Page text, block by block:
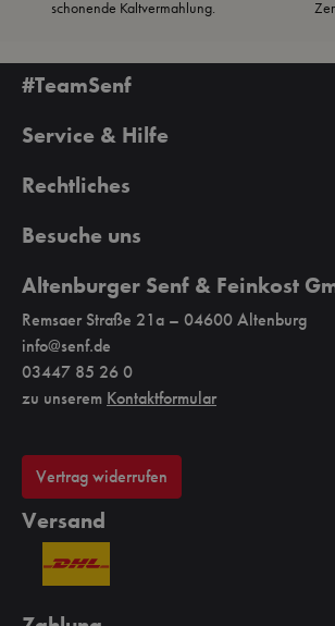
schonende Kaltvermahlung.
#TeamSenf
Service & Hilfe
Rechtliches
Besuche uns
Altenburger Senf & Feinkost
Remsaer Straße 21a – 04600 Altenburg
info@senf.de
03447 85 26 0
zu unserem Kontaktformular
Vertrag widerrufen
Versand